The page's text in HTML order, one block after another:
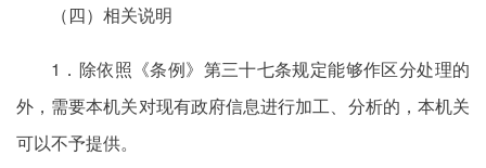
（四）相关说明
1．除依照《条例》第三十七条规定能够作区分处理的
外，需要本机关对现有政府信息进行加工、分析的，本机关
可以不予提供。